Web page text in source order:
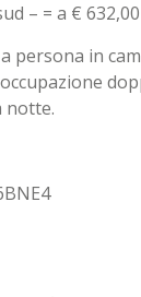
– = a €
persona in
notte.